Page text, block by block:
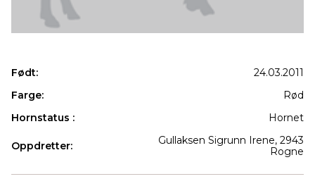
Født:
24.03.2011
Farge:
Rød
Hornstatus :
Hornet
Oppdretter:
Gullaksen Sigrunn Irene, 2943
Rogne